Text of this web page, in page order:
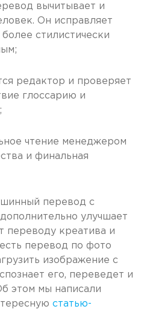
вычитывает и
Он исправляет
стилистически
редактор и проверяет
глоссарию и
чтение менеджером
и финальная
перевод с
улучшает
переводу креатива и
перевод по фото
изображение с
его, переведет и
этом мы написали
статью-